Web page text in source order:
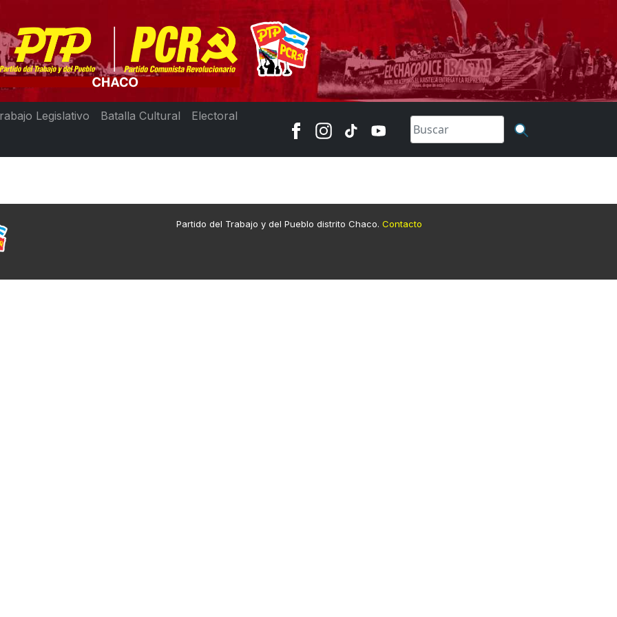
Legislativo Batalla Cultural
Electoral
Partido del Trabajo y del Pueblo distrito Chaco. Contacto